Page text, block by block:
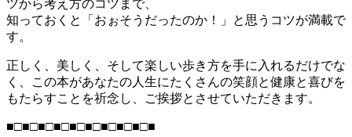
ツから考え方のコツまで、
知っておくと「おぉそうだったのか！」と思うコツが満載で
す。
正しく、美しく、そして楽しい歩き方を手に入れるだけでな
く、この本があなたの人生にたくさんの笑顔と健康と喜びを
もたらすことを祈念し、ご挨拶とさせていただきます。
■□■□■□■□■□■□■□■□■□■